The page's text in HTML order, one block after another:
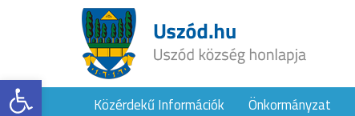
Eszköztár megnyitásaKözérdekű Információk Önkormányzat